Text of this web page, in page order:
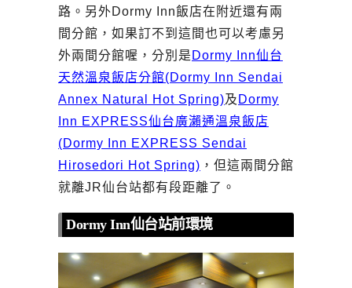
路。另外Dormy Inn飯店在附近還有兩
間分館，如果訂不到這間也可以考慮另
外兩間分館喔，分別是 Dormy Inn仙台
天然溫泉飯店分館(Dormy Inn Sendai
Annex Natural Hot Spring)及 Dormy
Inn EXPRESS仙台廣瀨通溫泉飯店
(Dormy Inn EXPRESS Sendai
Hirosedori Hot Spring) ，但這兩間分館
就離JR仙台站都有段距離了。
Dormy Inn仙台站前環境